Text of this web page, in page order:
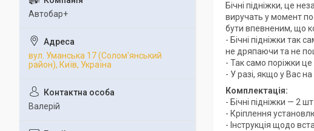
Бічні підніжки, це
виручать у момент
бути впевненим, що
- Бічні підніжки так
не дряпаючи та не
- Так само поріжки це
- У разі, якщо у Вас
Комплектація:
- Бічні підніжки — 2 шт.
- Кріплення
- Інструкція щодо
Автобар+
вул. Уманська 17 (Солом'янський
район), Київ, Україна
Валерій